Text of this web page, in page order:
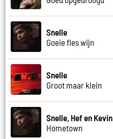
Snelle
Goeie fles wijn
Snelle
Groot maar klein
Snelle, Hef en Kevin
Hometown